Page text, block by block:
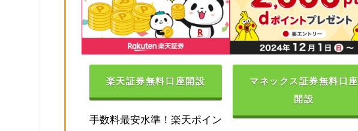
楽天証券無料口座開設
手数料最安水準！楽天ポイン
マネックス証券無料口座
開設